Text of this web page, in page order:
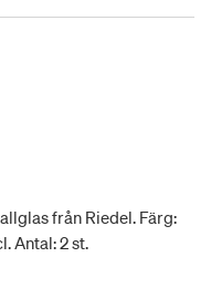
från Riedel. Färg:
Antal: 2 st.